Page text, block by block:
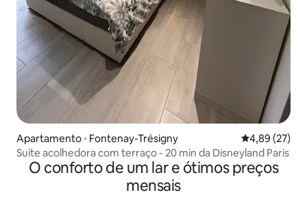
Apartamento ⋅ Fontenay-Trésigny 4,89 de uma
4,89 (27)
Suíte acolhedora com terraço - 20 min da Disneyland Paris
O conforto de um lar e ótimos preços
mensais